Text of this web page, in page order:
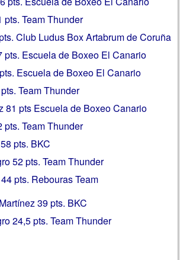
pts. Team Thunder
Club Ludus Box Artabrum de Coruña
pts. Escuela de Boxeo El Canario
Escuela de Boxeo El Canario
Team Thunder
81 pts Escuela de Boxeo Canario
pts. Team Thunder
pts. BKC
52 pts. Team Thunder
pts. Rebouras Team
39 pts. BKC
24,5 pts. Team Thunder